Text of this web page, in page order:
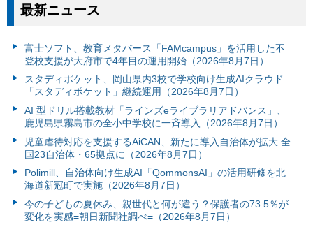
最新ニュース
富⼠ソフト、教育メタバース「FAMcampus」を活用した不
登校支援が大府市で4年目の運用開始（2026年8月7日）
スタディポケット、岡山県内3校で学校向け生成AIクラウド
「スタディポケット」継続運用（2026年8月7日）
AI 型ドリル搭載教材「ラインズeライブラリアドバンス」、
鹿児島県霧島市の全小中学校に一斉導入（2026年8月7日）
児童虐待対応を支援するAiCAN、新たに導入自治体が拡大 全
国23自治体・65拠点に（2026年8月7日）
Polimill、自治体向け生成AI「QommonsAI」の活用研修を北
海道新冠町で実施（2026年8月7日）
今の子どもの夏休み、親世代と何が違う？保護者の73.5％が
変化を実感=朝日新聞社調べ=（2026年8月7日）